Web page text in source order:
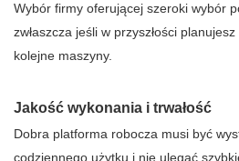
Wybór firmy oferującej szeroki wybór
zwłaszcza jeśli w przyszłości
kolejne maszyny.
Jakość wykonania i trwałość
Dobra platforma robocza musi być
codziennego użytku i nie ulegać